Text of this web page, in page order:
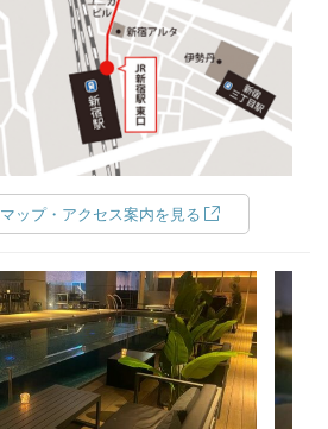
マップ・アクセス案内を見る